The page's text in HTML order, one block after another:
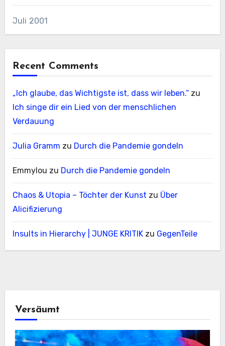
Juli 2001
Recent Comments
„Ich glaube, das Wichtigste ist, dass wir leben.“zu
Ich singe dir ein Lied von der menschlichen
Verdauung
Julia Gramm zu Durch die Pandemie gondeln
Emmylou zu Durch die Pandemie gondeln
Chaos & Utopia – Töchter der Kunst zu Über
Alicifizierung
Insults in Hierarchy | JUNGE KRITIKzu GegenTeile
Versäumt